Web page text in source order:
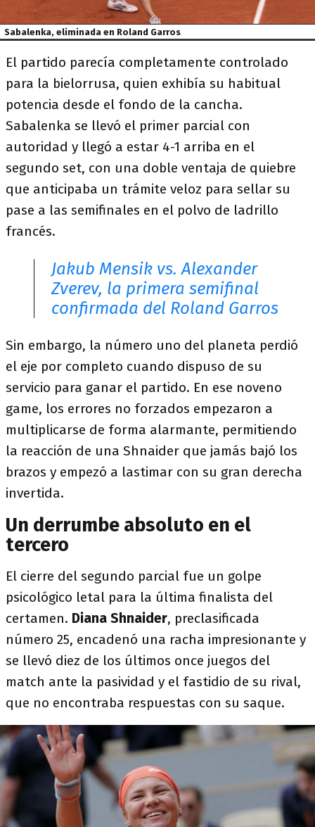
Sabalenka, eliminada en Roland Garros
El partido parecía completamente controlado
para la bielorrusa, quien exhibía su habitual
potencia desde el fondo de la cancha.
Sabalenka se llevó el primer parcial con
autoridad y llegó a estar 4-1 arriba en el
segundo set, con una doble ventaja de quiebre
que anticipaba un trámite veloz para sellar su
pase a las semifinales en el polvo de ladrillo
francés.
Jakub Mensik vs. Alexander
Zverev, la primera semifinal
confirmada del Roland Garros
Sin embargo, la número uno del planeta perdió
el eje por completo cuando dispuso de su
servicio para ganar el partido. En ese noveno
game, los errores no forzados empezaron a
multiplicarse de forma alarmante, permitiendo
la reacción de una Shnaider que jamás bajó los
brazos y empezó a lastimar con su gran derecha
invertida.
Un derrumbe absoluto en el
tercero
El cierre del segundo parcial fue un golpe
psicológico letal para la última finalista del
certamen. Diana Shnaider, preclasificada
número 25, encadenó una racha impresionante y
se llevó diez de los últimos once juegos del
match ante la pasividad y el fastidio de su rival,
que no encontraba respuestas con su saque.